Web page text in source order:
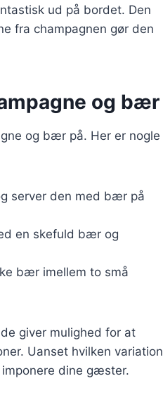
ud på bordet. Den
fra champagnen gør den
og bær
og bær på. Her er nogle
server den med bær på
en skefuld bær og
bær imellem to små
giver mulighed for at
Uanset hvilken variation
dine gæster.